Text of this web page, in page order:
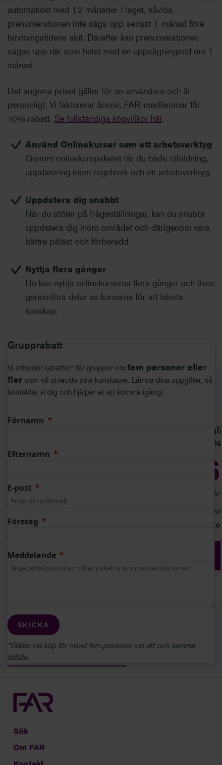
automatiskt med 12 månader i taget, såvida
prenumerationen inte sägs upp senast 1 månad före
bindningstidens slut. Därefter kan prenumerationen
sägas upp när som helst med en uppsägningstid om 1
månad.
Det angivna priset gäller för en användare och är
personligt. Vi fakturerar årsvis. FAR-medlemmar får
10% rabatt. Se fullständiga köpvillkor här.
Använd Onlinekurser som ett arbetsverktyg
Genom onlinekurspaketet får du både utbildning,
uppdatering inom regelverk och ett arbetsverktyg.
Uppdatera dig snabbt
När du stöter på frågeställningar, kan du snabbt
uppdatera dig inom området och därigenom vara
bättre påläst och förberedd.
Nyttja flera gånger
Du kan nyttja onlinekurserna flera gånger och även
genomföra delar av kurserna för att hämta
kunskap.
Grupprabatt
Vi erbjuder rabatter* för grupper om fem personer eller
fler som vill utveckla sina kunskaper. Lämna dina uppgifter, så
kontaktar vi dig och hjälper er att komma igång!
Förnamn
Efternamn
E-post
Företag
Meddelande
SKICKA
*Gäller vid köp för minst fem personer vid ett och samma
tillfälle.
Relaterade produkter
/ månad och användare
nyhetswebbinarier och regelverk - för
medelstora företag.
/
ALLA ONLINEPRENUMERATIONER
Sök
Om FAR